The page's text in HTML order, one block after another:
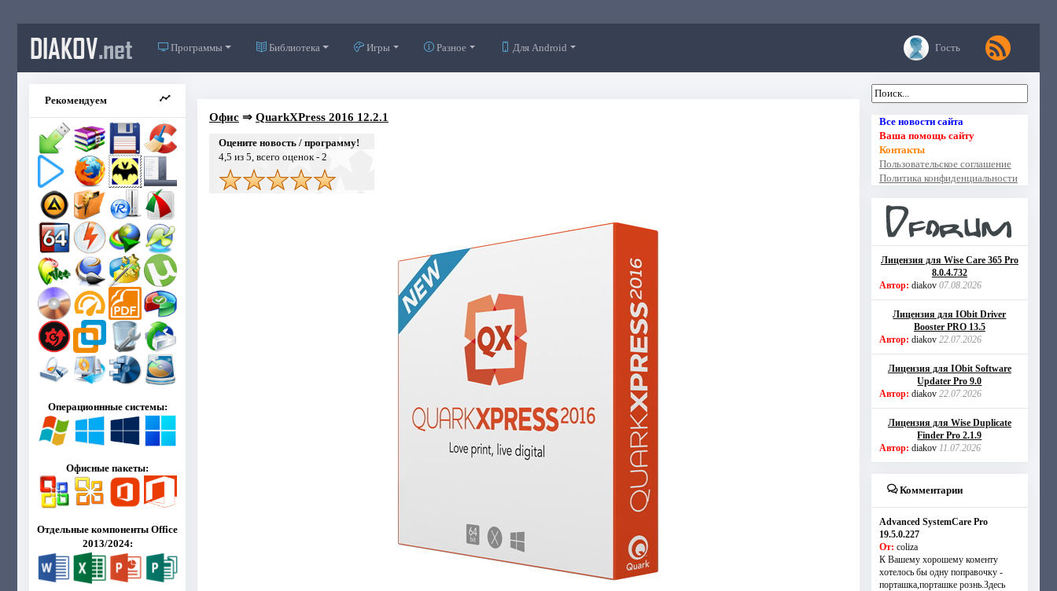
DIAKOV.net Программы Библиотека Игры Разное Для Android Гость
Рекомендуем
Операционнные системы:
Офисные пакеты:
Отдельные компоненты Office
2013/2024:
Офис⇒ QuarkXPress 2016 12.2.1
Оцените новость / программу!
4,5 из 5, всего оценок - 2
Все новости сайта
Ваша помощь сайту
Контакты
Пользовательское соглашение
Политика конфиденциальности
Лицензия для Wise Care 365 Pro
8.0.4.732
Автор: diakov 07.08.2026
Лицензия для IObit Driver
Booster PRO 13.5
Автор: diakov 22.07.2026
Лицензия для IObit Software
Updater Pro 9.0
Автор: diakov 22.07.2026
Лицензия для Wise Duplicate
Finder Pro 2.1.9
Автор: diakov 11.07.2026
Комментарии
Advanced SystemCare Pro
19.5.0.227
От: coliza
К Вашему хорошему коменту
хотелось бы одну поправочку -
порташка,порташке рознь.Здесь